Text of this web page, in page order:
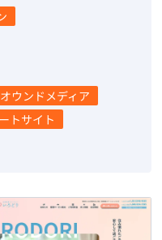
オウンドメディア
トサイト